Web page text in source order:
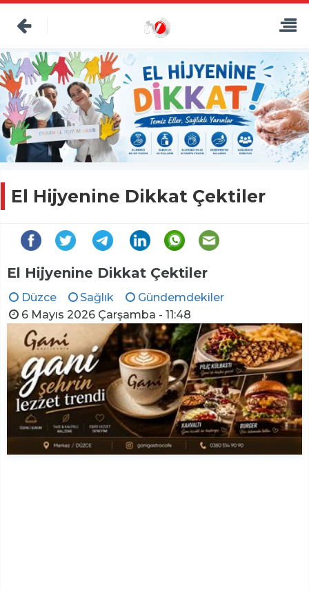
El Hijyenine Dikkat Çektiler
El Hijyenine Dikkat Çektiler
Düzce Sağlık
Gündemdekiler
6 Mayıs 2026 Çarşamba - 11:48